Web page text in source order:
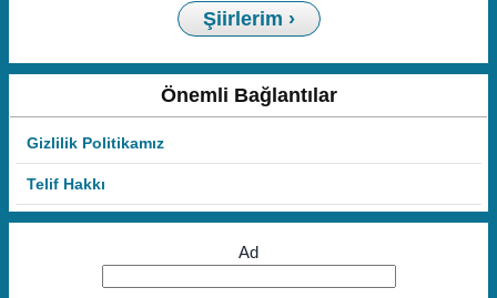
Şiirlerim ›
Önemli Bağlantılar
Gizlilik Politikamız
Telif Hakkı
Ad